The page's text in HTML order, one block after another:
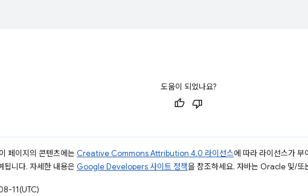
도움이 되었나요?
페이지의 콘텐츠에는 Creative Commons Attribution 4.0 라이선스에 따라 라이선스가 부
됩니다. 자세한 내용은 Google Developers 사이트 정책을 참조하세요. 자바는 Oracle 및/
11(UTC)